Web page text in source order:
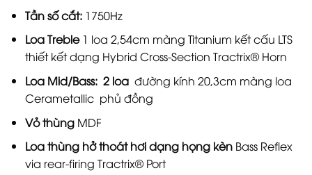
Tần số cắt:1750Hz
Loa Treble1 loa 2,54cm màng Titanium kết cấu LTS
thiết kết dạng Hybrid Cross-Section Tractrix® Horn
Loa Mid/Bass: 2 loa đường kính 20,3cm màng loa
Cerametallic phủ đồng
Vỏ thùngMDF
Loa thùng hở thoát hơi dạng họng kènBass Reflex
via rear-firing Tractrix® Port